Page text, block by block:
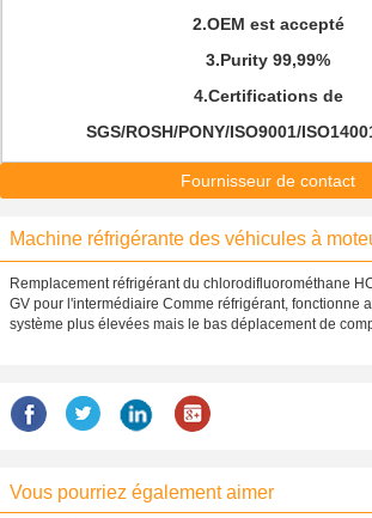
2.OEM est accepté
3.Purity 99,99%
4.Certifications de
SGS/ROSH/PONY/ISO9001/
Fournisseur de contact
Machine réfrigérante des véhicules à
Remplacement réfrigérant du chlorodifluorométhane
GV pour l'intermédiaire Comme réfrigérant, fonctionne
système plus élevées mais le bas déplacement de
Vous pourriez également aimer